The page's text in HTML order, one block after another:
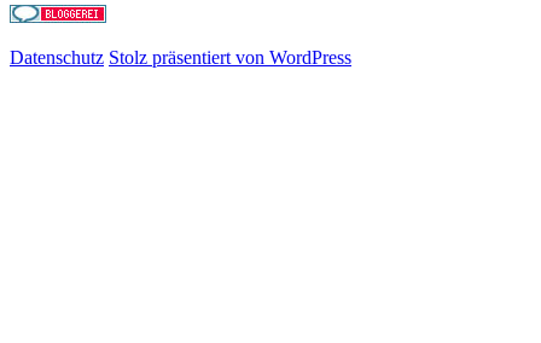
Datenschutz Stolz präsentiert von WordPress